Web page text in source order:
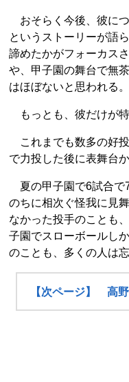
おそらく今後、彼に
というストーリーが語
諦めたかがフォーカス
や、甲子園の舞台で無
はほぼないと思われる。
もっとも、彼だけが特
これまでも数多の好
で力投した後に表舞台
夏の甲子園で6試合で
のちに相次ぐ怪我に見
なかった投手のことも
子園でスローボールし
のことも、多くの人は
【次ページ】 高